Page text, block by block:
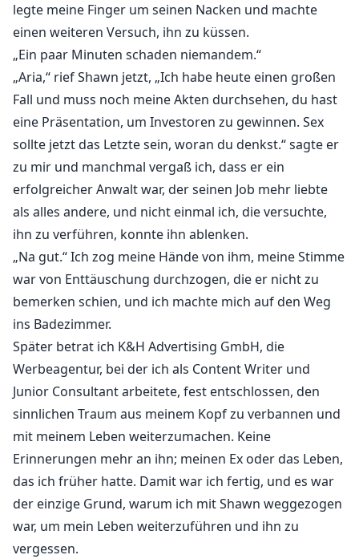
legte meine Finger um seinen Nacken und machte
einen weiteren Versuch, ihn zu küssen.
„Ein paar Minuten schaden niemandem.“
„Aria,“ rief Shawn jetzt, „Ich habe heute einen großen
Fall und muss noch meine Akten durchsehen, du hast
eine Präsentation, um Investoren zu gewinnen. Sex
sollte jetzt das Letzte sein, woran du denkst.“ sagte er
zu mir und manchmal vergaß ich, dass er ein
erfolgreicher Anwalt war, der seinen Job mehr liebte
als alles andere, und nicht einmal ich, die versuchte,
ihn zu verführen, konnte ihn ablenken.
„Na gut.“ Ich zog meine Hände von ihm, meine Stimme
war von Enttäuschung durchzogen, die er nicht zu
bemerken schien, und ich machte mich auf den Weg
ins Badezimmer.
Später betrat ich K&H Advertising GmbH, die
Werbeagentur, bei der ich als Content Writer und
Junior Consultant arbeitete, fest entschlossen, den
sinnlichen Traum aus meinem Kopf zu verbannen und
mit meinem Leben weiterzumachen. Keine
Erinnerungen mehr an ihn; meinen Ex oder das Leben,
das ich früher hatte. Damit war ich fertig, und es war
der einzige Grund, warum ich mit Shawn weggezogen
war, um mein Leben weiterzuführen und ihn zu
vergessen.